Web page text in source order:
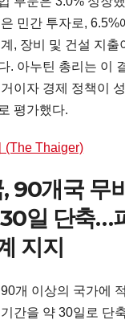
민간 투자로, 6.5%
, 장비 및 건설 지출
. 아누틴 총리는 이
이자 경제 정책이
평가했다.
(The Thaiger)
90개국 무
일 단축…
지지
개 이상의 국가에
간을 약 30일로 단